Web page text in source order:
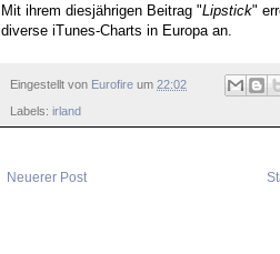
Mit ihrem diesjährigen Beitrag "Lipstick"
diverse iTunes-Charts in Europa an.
Eingestellt von Eurofire um 22:02
Labels: irland
Neuerer Post